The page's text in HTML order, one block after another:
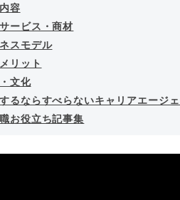
容
ービス・商材
スモデル
リット
文化
るならすべらないキャリアエージェ
お役立ち記事集